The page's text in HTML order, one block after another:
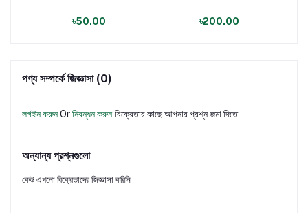
৳50.00 ৳200.00
পণ্য সম্পর্কে জিজ্ঞাসা (0)
লগইন করুনOrনিবন্ধন করুন বিক্রেতার কাছে আপনার প্রশ্ন জমা দিতে
অন্যান্য প্রশ্নগুলো
কেউ এখনো বিক্রেতাদের জিজ্ঞাসা করিনি